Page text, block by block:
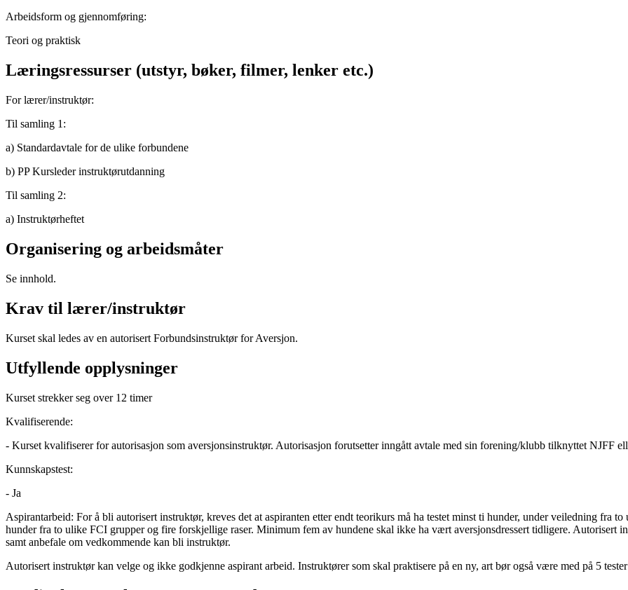
Arbeidsform og gjennomføring:
Teori og praktisk
Læringsressurser (utstyr, bøker, filmer, lenker etc.)
For lærer/instruktør:
Til samling 1:
a) Standardavtale for de ulike forbundene
b) PP Kursleder instruktørutdanning
Til samling 2:
a) Instruktørheftet
Organisering og arbeidsmåter
Se innhold.
Krav til lærer/instruktør
Kurset skal ledes av en autorisert Forbundsinstruktør for Aversjon.
Utfyllende opplysninger
Kurset strekker seg over 12 timer
Kvalifiserende:
- Kurset kvalifiserer for autorisasjon som aversjonsinstruktør. Autorisasjon forutsetter inngått avtale med sin forening/klubb tilknyttet NJFF
Kunnskapstest:
- Ja
Aspirantarbeid: For å bli autorisert instruktør, kreves det at aspiranten etter endt teorikurs må ha testet minst ti hunder, under veiledning fra
hunder fra to ulike FCI grupper og fire forskjellige raser. Minimum fem av hundene skal ikke ha vært aversjonsdressert tidligere. Autorisert
samt anbefale om vedkommende kan bli instruktør.
Autorisert instruktør kan velge og ikke godkjenne aspirant arbeid. Instruktører som skal praktisere på en ny, art bør også være med på 5